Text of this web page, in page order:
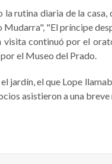
la rutina diaria de la
"El príncipe
continuó por el
el Museo del Prado.
jardín, el que Lope
asistieron a una